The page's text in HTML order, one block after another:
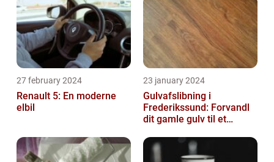
27 february 2024
Renault 5: En moderne
elbil
23 january 2024
Gulvafslibning i
Frederikssund: Forvandl
dit gamle gulv til et